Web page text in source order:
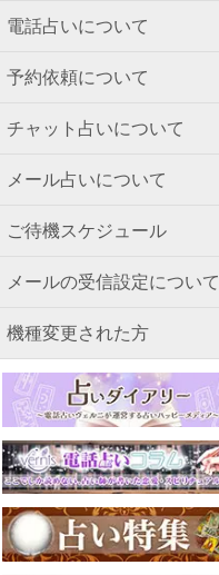
電話占いについて
予約依頼について
チャット占いについて
メール占いについて
ご待機スケジュール
メールの受信設定について
機種変更された方